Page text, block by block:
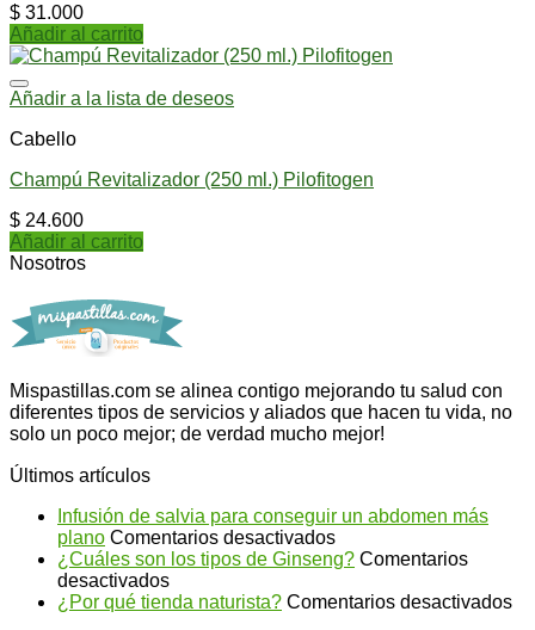
$ 31.000
Añadir al carrito
Añadir a la lista de deseos
Cabello
Champú Revitalizador (250 ml.) Pilofitogen
$ 24.600
Añadir al carrito
Nosotros
Mispastillas.com se alinea contigo mejorando tu salud con
diferentes tipos de servicios y aliados que hacen tu vida, no
solo un poco mejor; de verdad mucho mejor!
Últimos artículos
Infusión de salvia para conseguir un abdomen más
plano Comentarios desactivadosen
Infusión
salvia
¿Cuáles son los tipos de Ginseng? Comentarios
desactivadosen
¿Cuáles
¿Por qué tienda naturista? Comentarios desactivadosen